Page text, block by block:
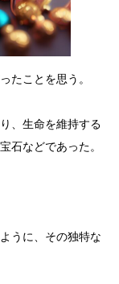
たことを思う。
、生命を維持する
石などであった。
うに、その独特な